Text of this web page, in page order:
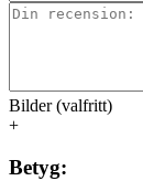
Bilder (valfritt)
+
Betyg: